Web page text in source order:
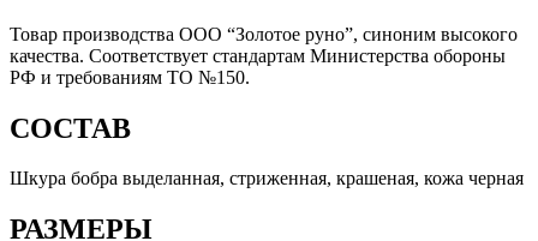
Товар производства ООО “Золотое руно”, синоним высокого
качества. Соответствует стандартам Министерства обороны
РФ и требованиям ТО №150.
СОСТАВ
Шкура бобра выделанная, стриженная, крашеная, кожа черная
РАЗМЕРЫ